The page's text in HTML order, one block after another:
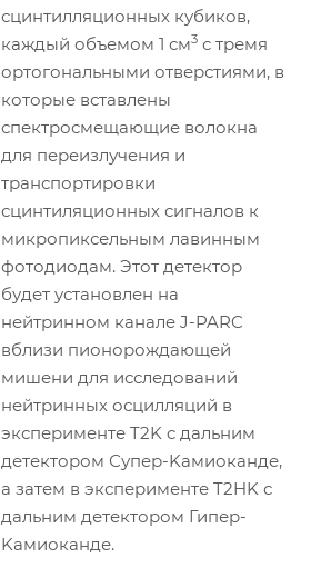
сцинтилляционных кубиков,
каждый объемом 1 см3 с тремя
ортогональными отверстиями, в
которые вставлены
спектросмещающие волокна
для переизлучения и
транспортировки
сцинтиляционных сигналов к
микропиксельным лавинным
фотодиодам. Этот детектор
будет установлен на
нейтринном канале J-PARC
вблизи пионорождающей
мишени для исследований
нейтринных осцилляций в
эксперименте T2K c дальним
детектором Супер-Kамиоканде,
а затем в эксперименте T2HK с
дальним детектором Гипер-
Kамиоканде.